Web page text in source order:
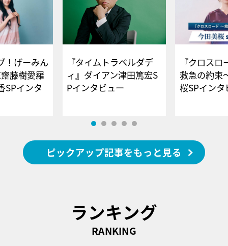
！げーみん
藤樹愛羅
SPインタ
『タイムトラベルダデ
ィ』ダイアン津田篤宏S
Pインタビュー
『クロス
救急の約束
桜SPイ
ピックアップ記事をもっと見る
ランキング
RANKING